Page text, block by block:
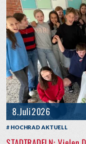
8. Juli 2026
HOCHRAD AKTUELL